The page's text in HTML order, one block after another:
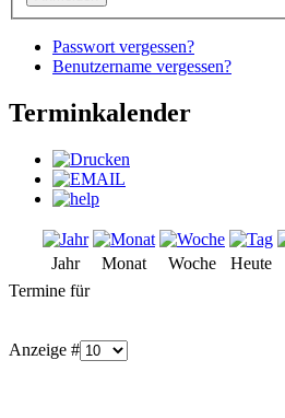
Passwort vergessen?
Benutzername vergessen?
Terminkalender
Jahr Monat Woche Heute
Termine für
Anzeige #